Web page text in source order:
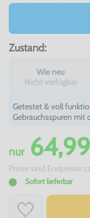
Zustand:
Wie neu
Nicht verfügbar
Getestet & voll
Gebrauchsspuren mit
nur
Preise sind Endpreise
Sofort lieferbar